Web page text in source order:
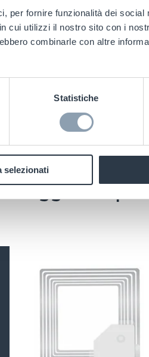
per fornire funzionalità dei social
cui utilizzi il nostro sito con i
combinarle con altre
Statistiche
selezionati
Le nostreetichette
progettate per
confezioni. Il circuito
l'etichetta trasparente
informazioni chiave
RF